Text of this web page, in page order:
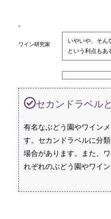
ワイン研究家
いやいや、そん
という利点もあ
セカンドラベルと
有名なぶどう園やワイン
す。セカンドラベルに分
場合があります。また、
れぞれのぶどう園やワイ